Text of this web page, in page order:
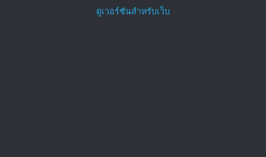
ดูเวอร์ชันสำหรับเว็บ